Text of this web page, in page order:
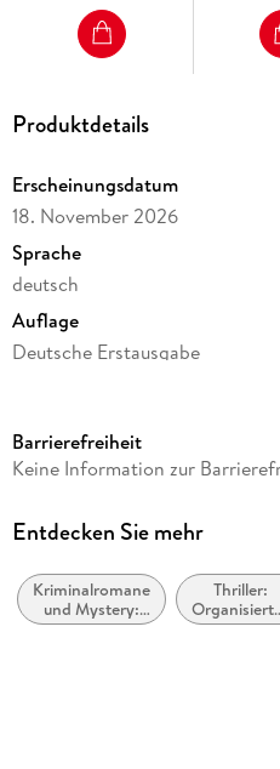
Produktdetails
Erscheinungsdatum
18. November 2026
Sprache
deutsch
Auflage
Deutsche Erstausgabe
Reihe
Autor/Autorin
Übersetzung
Franziska Hüther
Barrierefreiheit
Keine Information zur
Entdecken Sie mehr
Kriminalromane
und Mystery:
Polizeiarbeit &
Thriller: